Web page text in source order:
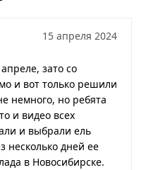
15 апреля 2024
зато со
и вот только решили
немного, но ребята
и видео всех
и выбрали ель
несколько дней ее
в Новосибирске.